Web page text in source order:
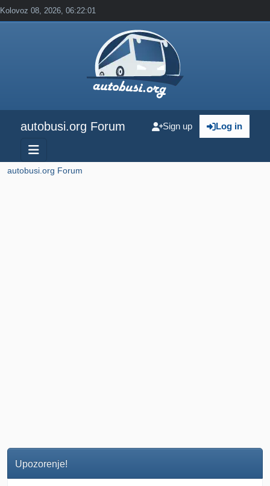
Kolovoz 08, 2026, 06:22:01
autobusi.org Forum Log in
Sign up
autobusi.org Forum
Upozorenje!